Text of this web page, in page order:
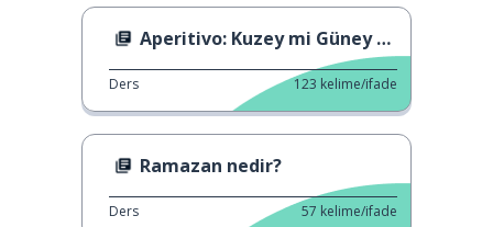
Aperitivo: Kuzey mi Güney mi
Ders 123 kelime/ifade
Ramazan nedir?
Ders 57 kelime/ifade